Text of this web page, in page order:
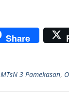
Share
MTsN 3 Pamekasan,